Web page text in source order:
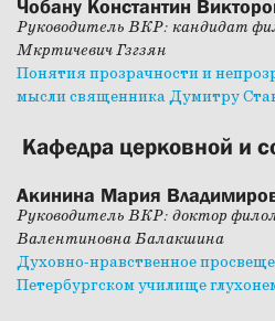
Чобану Константин
Руководитель ВКР: кандидат
Мкртичевич Гзгзян
Понятия прозрачности и
мысли священника Думитру
Кафедра церковной и
Акинина Мария
Руководитель ВКР: доктор
Валентиновна Балакшина
Духовно-нравственное
Петербургском училище